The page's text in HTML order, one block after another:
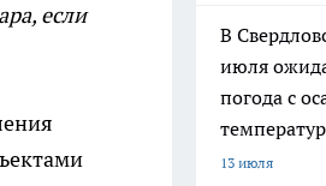
если
В
июля
погода с
13 июля